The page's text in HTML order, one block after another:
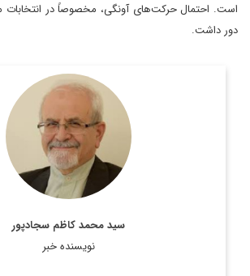
است. احتمال حرکت‌های آونگی، مخصوصاً در انتخابات
دور داشت.
سید محمد کاظم سجادپور
نویسنده خبر
رئیس پیشین مرکز مطالعات سیاسی و
خارجه، دیپلمات ایرانی، استاد تمام در رشته
هیئت علمی دانشکده روابط بین‌الملل وزارت
اطلاعات بیشتر